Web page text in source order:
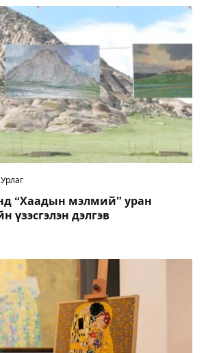
Урлаг
“Хаадын мэлмий” уран
үзэсгэлэн дэлгэв